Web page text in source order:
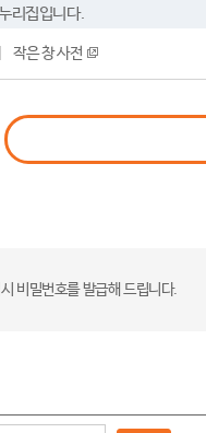
리집입니다.
작은 창 사전
비밀번호를 발급해 드립니다.